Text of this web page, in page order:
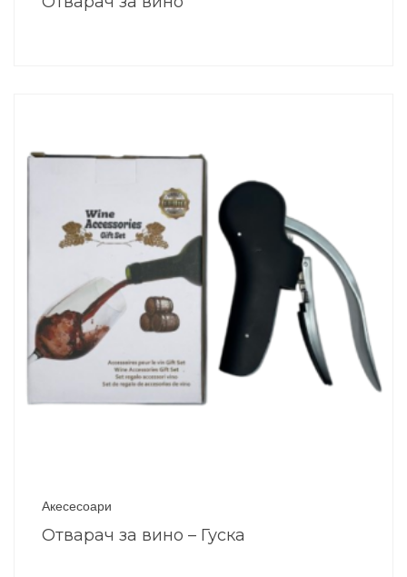
Акесесоари
Отварач за вино – Гуска